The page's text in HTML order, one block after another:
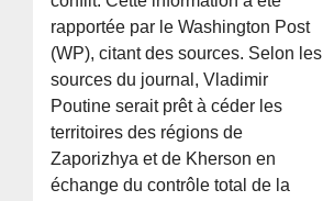
rapportée par le Washington Post
(WP), citant des sources. Selon les
sources du journal, Vladimir
Poutine serait prêt à céder les
territoires des régions de
Zaporizhya et de Kherson en
échange du contrôle total de la